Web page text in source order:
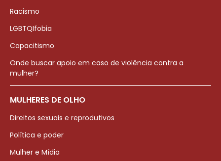
Racismo
LGBTQIfobia
Capacitismo
Onde buscar apoio em caso de violência contra a
mulher?
MULHERES DE OLHO
Direitos sexuais e reprodutivos
Política e poder
Mulher e Mídia